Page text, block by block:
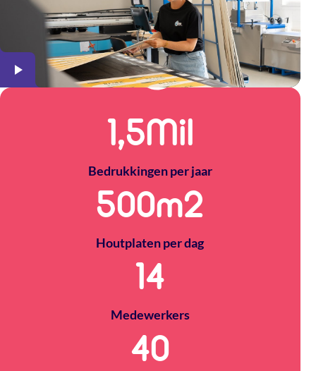
1,5Mil
Bedrukkingen per jaar
500m2
Houtplaten per dag
14
Medewerkers
40